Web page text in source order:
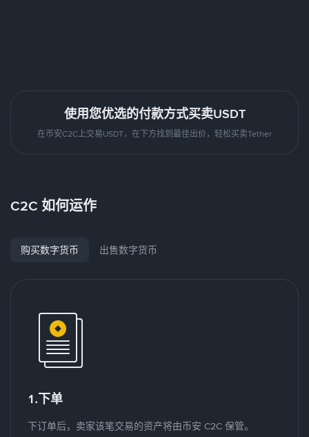
使用您优选的付款方式买卖USDT
在币安C2C上交易USDT，在下方找到最佳出价，轻松买卖Tether
C2C 如何运作
购买数字货币 出售数字货币
1.下单
下订单后，卖家该笔交易的资产将由币安 C2C 保管。